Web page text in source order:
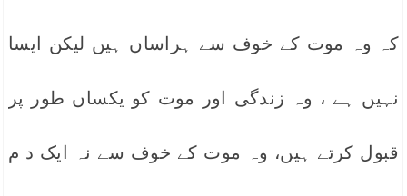
کہ وہ موت کے خوف سے ہراساں ہیں لیکن ایسا
نہیں ہے ، وہ زندگی اور موت کو یکساں طور پر
قبول کرتے ہیں، وہ موت کے خوف سے نہ ایک د م